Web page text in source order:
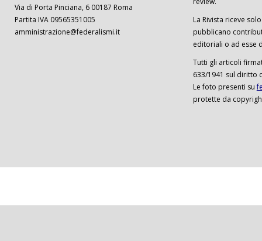
Via di Porta Pinciana, 6 00187 Roma
Partita IVA 09565351005
amministrazione@federalismi.it
La Rivista riceve
pubblicano
editoriali o ad esse
Tutti gli articoli
633/1941 sul diritto
Le foto presenti su
protette da